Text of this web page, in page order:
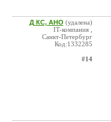
Д КС, АНО (удалена)
IT-компания ,
Санкт-Петербург
Код:1332285
#14